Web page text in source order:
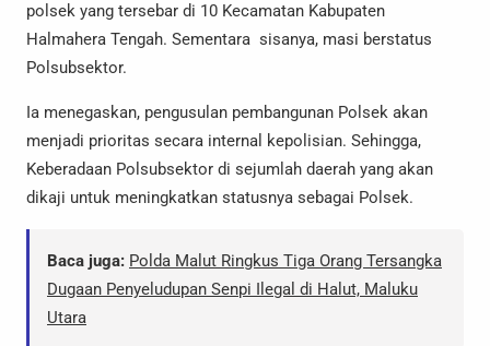
polsek yang tersebar di 10 Kecamatan Kabupaten
Halmahera Tengah. Sementara sisanya, masi berstatus
Polsubsektor.
Ia menegaskan, pengusulan pembangunan Polsek akan
menjadi prioritas secara internal kepolisian. Sehingga,
Keberadaan Polsubsektor di sejumlah daerah yang akan
dikaji untuk meningkatkan statusnya sebagai Polsek.
Baca juga: Polda Malut Ringkus Tiga Orang Tersangka
Dugaan Penyeludupan Senpi Ilegal di Halut, Maluku
Utara